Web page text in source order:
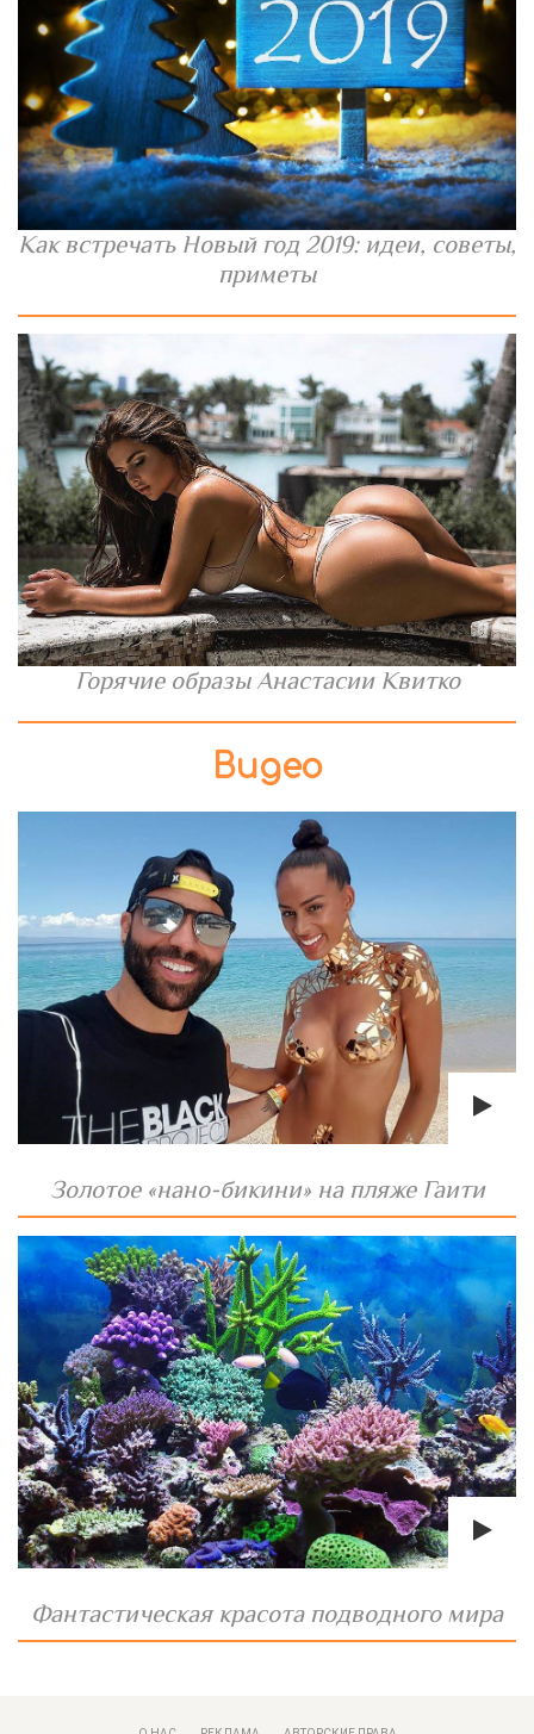
Как встречать Новый год 2019: идеи, советы,
приметы
Горячие образы Анастасии Квитко
Видео
Золотое «нано-бикини» на пляже Гаити
Фантастическая красота подводного мира